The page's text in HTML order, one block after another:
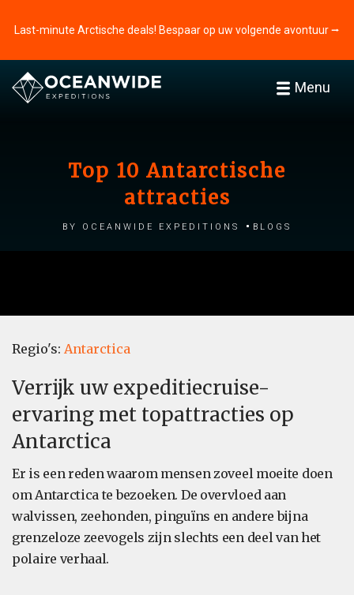
Last-minute Arctische deals! Bespaar op uw volgende avontuur ⭢
Menu
Top 10 Antarctische
attracties
by Oceanwide Expeditions Blogs
Regio's: Antarctica
Verrijk uw expeditiecruise-
ervaring met topattracties op
Antarctica
Er is een reden waarom mensen zoveel moeite doen
om Antarctica te bezoeken. De overvloed aan
walvissen, zeehonden, pinguïns en andere bijna
grenzeloze zeevogels zijn slechts een deel van het
polaire verhaal.